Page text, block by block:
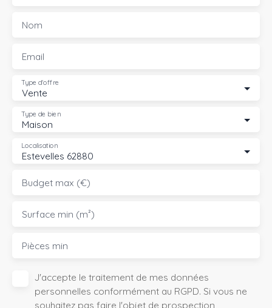
Nom
Email
Vente
Type d'offre
Maison
Type de bien
Estevelles 62880
Localisation
Budget max (€)
Surface min (m²)
Pièces min
J'accepte le traitement de mes données
personnelles conformément au RGPD. Si vous ne
souhaitez pas faire l'objet de prospection